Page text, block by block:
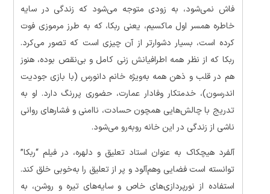
فاش نمی‌شود، به زودی متوجه می‌شود که زندگی در سایه
خاطره همسر اول ماکسیم، یعنی ربکا، که به طرز مرموزی فوت
کرده است، بسیار دشوارتر از آن چیزی است که تصور می‌کرد.
ربکا که از نظر همه اطرافیانش زنی کامل و بی‌نقص بوده، هنوز
هم در قلب و ذهن همه به‌ویژه خانم دانورس (با بازی جودیت
اندرسون)، خدمتکار وفادار عمارت، حضوری پررنگ دارد. او به
تدریج با چالش‌هایی همچون حسادت، ناامنی و فشارهای روانی
ناشی از زندگی در این خانه رو‌به‌رو می‌شود.
آلفرد هیچکاک به عنوان استاد تعلیق و دلهره، در فیلم “ربکا”
توانسته است فضایی وهم‌آلود و پر از تعلیق را به‌خوبی خلق کند.
استفاده از نورپردازی‌های خاص و سایه‌های تیره و روشن، به